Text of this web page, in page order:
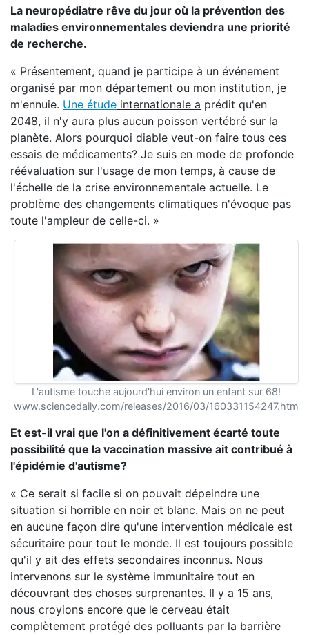
La neuropédiatre rêve du jour où la prévention des
maladies environnementales deviendra une priorité
de recherche.
« Présentement, quand je participe à un événement
organisé par mon département ou mon institution, je
m'ennuie. Une étude internationale a prédit qu'en
2048, il n'y aura plus aucun poisson vertébré sur la
planète. Alors pourquoi diable veut-on faire tous ces
essais de médicaments? Je suis en mode de profonde
réévaluation sur l'usage de mon temps, à cause de
l'échelle de la crise environnementale actuelle. Le
problème des changements climatiques n'évoque pas
toute l'ampleur de celle-ci. »
L'autisme touche aujourd'hui environ un enfant sur 68!
www.sciencedaily.com/releases/2016/03/160331154247.htm
Et est-il vrai que l'on a définitivement écarté toute
possibilité que la vaccination massive ait contribué à
l'épidémie d'autisme?
« Ce serait si facile si on pouvait dépeindre une
situation si horrible en noir et blanc. Mais on ne peut
en aucune façon dire qu'une intervention médicale est
sécuritaire pour tout le monde. Il est toujours possible
qu'il y ait des effets secondaires inconnus. Nous
intervenons sur le système immunitaire tout en
découvrant des choses surprenantes. Il y a 15 ans,
nous croyions encore que le cerveau était
complètement protégé des polluants par la barrière